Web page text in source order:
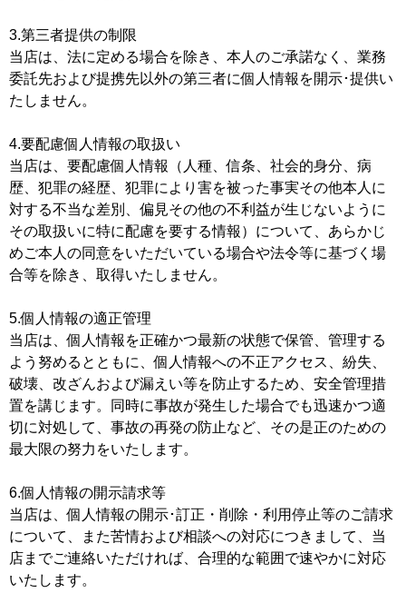
3.第三者提供の制限
当店は、法に定める場合を除き、本人のご承諾なく、業務
委託先および提携先以外の第三者に個人情報を開示･提供い
たしません。
4.要配慮個人情報の取扱い
当店は、要配慮個人情報（人種、信条、社会的身分、病
歴、犯罪の経歴、犯罪により害を被った事実その他本人に
対する不当な差別、偏見その他の不利益が生じないように
その取扱いに特に配慮を要する情報）について、あらかじ
めご本人の同意をいただいている場合や法令等に基づく場
合等を除き、取得いたしません。
5.個人情報の適正管理
当店は、個人情報を正確かつ最新の状態で保管、管理する
よう努めるとともに、個人情報への不正アクセス、紛失、
破壊、改ざんおよび漏えい等を防止するため、安全管理措
置を講じます。同時に事故が発生した場合でも迅速かつ適
切に対処して、事故の再発の防止など、その是正のための
最大限の努力をいたします。
6.個人情報の開示請求等
当店は、個人情報の開示･訂正・削除・利用停止等のご請求
について、また苦情および相談への対応につきまして、当
店までご連絡いただければ、合理的な範囲で速やかに対応
いたします。